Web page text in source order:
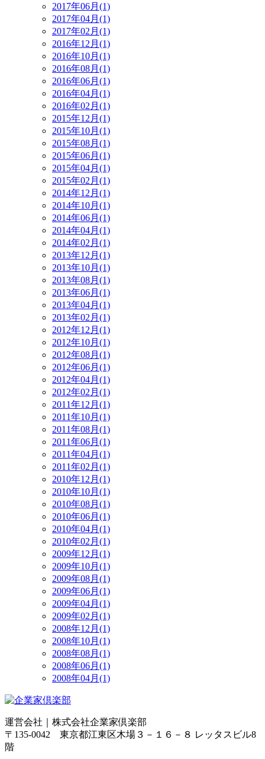
2017年06月(1)
2017年04月(1)
2017年02月(1)
2016年12月(1)
2016年10月(1)
2016年08月(1)
2016年06月(1)
2016年04月(1)
2016年02月(1)
2015年12月(1)
2015年10月(1)
2015年08月(1)
2015年06月(1)
2015年04月(1)
2015年02月(1)
2014年12月(1)
2014年10月(1)
2014年06月(1)
2014年04月(1)
2014年02月(1)
2013年12月(1)
2013年10月(1)
2013年08月(1)
2013年06月(1)
2013年04月(1)
2013年02月(1)
2012年12月(1)
2012年10月(1)
2012年08月(1)
2012年06月(1)
2012年04月(1)
2012年02月(1)
2011年12月(1)
2011年10月(1)
2011年08月(1)
2011年06月(1)
2011年04月(1)
2011年02月(1)
2010年12月(1)
2010年10月(1)
2010年08月(1)
2010年06月(1)
2010年04月(1)
2010年02月(1)
2009年12月(1)
2009年10月(1)
2009年08月(1)
2009年06月(1)
2009年04月(1)
2009年02月(1)
2008年12月(1)
2008年10月(1)
2008年08月(1)
2008年06月(1)
2008年04月(1)
運営会社｜ 株式会社企業家倶楽部
〒135-0042 東京都江東区木場３－１６－８ レッタスビル8
階